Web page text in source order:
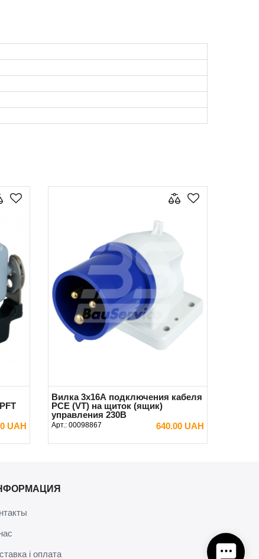
UAH
Вилка 3х16А подключения кабеля
PCE (VT) на щиток (ящик)
управления 230В
Арт.: 00098867 640.00 UAH
В КОРЗИНУ
і оплата